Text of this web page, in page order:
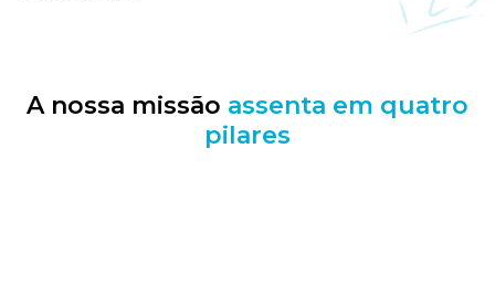
A nossa missão assenta em quatro
pilares